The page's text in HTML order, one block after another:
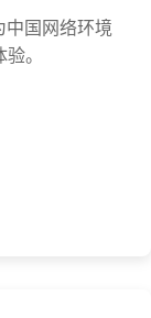
国网络环境
。